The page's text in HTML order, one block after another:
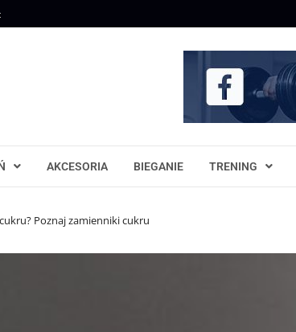
AKCESORIA BIEGANIE TRENING
Poznaj zamienniki cukru